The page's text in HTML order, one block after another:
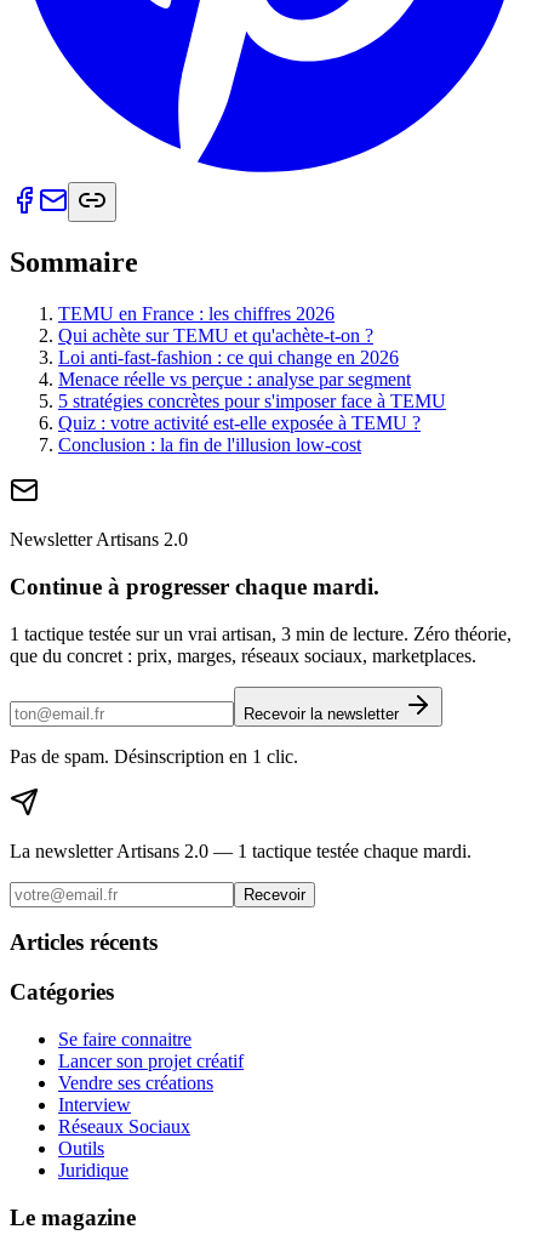
Sommaire
TEMU en France : les chiffres 2026
Qui achète sur TEMU et qu'achète-t-on ?
Loi anti-fast-fashion : ce qui change en 2026
Menace réelle vs perçue : analyse par segment
5 stratégies concrètes pour s'imposer face à TEMU
Quiz : votre activité est-elle exposée à TEMU ?
Conclusion : la fin de l'illusion low-cost
Newsletter Artisans 2.0
Continue à progresser chaque mardi.
1 tactique testée sur un vrai artisan, 3 min de lecture. Zéro théorie,
que du concret : prix, marges, réseaux sociaux, marketplaces.
Recevoir la newsletter
Pas de spam. Désinscription en 1 clic.
La newsletter Artisans 2.0 — 1 tactique testée chaque mardi.
Recevoir
Articles récents
Catégories
Se faire connaitre
Lancer son projet créatif
Vendre ses créations
Interview
Réseaux Sociaux
Outils
Juridique
Le magazine